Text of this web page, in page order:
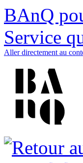
BAnQ
Service
Aller directement au